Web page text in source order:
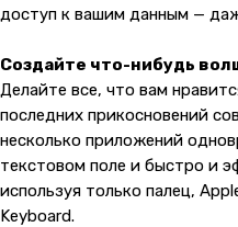
доступ к вашим данным —
Создайте что-нибудь
Делайте все, что вам
последних прикосновений
несколько приложений
текстовом поле и быстро и
используя только палец,
Keyboard.